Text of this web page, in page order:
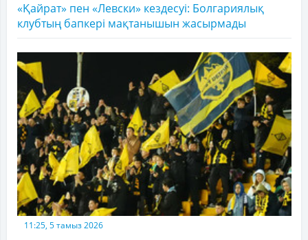
«Қайрат» пен «Левски» кездесуі: Болгариялық
клубтың бапкері мақтанышын жасырмады
11:25, 5 тамыз 2026